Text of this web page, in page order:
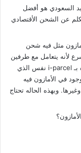
السعودي هو أفضل
عن الشحن الأقتصادي
مثل فيه شحن
لأنه يتعامل مع طرفين
فقط ويشحنها مره بأرمكس ومره بـ i-parcel نفس الذي
في الأمازون فيه
وبهذه الحاله تحتاج